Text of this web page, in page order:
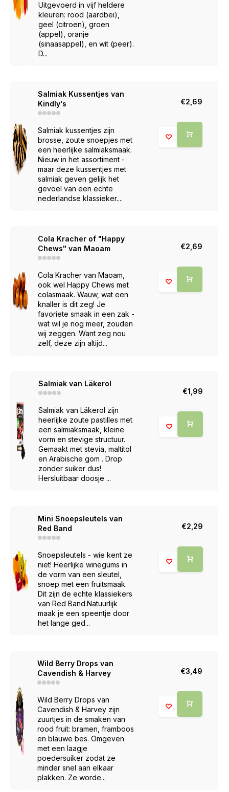
Uitgevoerd in vijf heldere
kleuren: rood (aardbei),
geel (citroen), groen
(appel), oranje
(sinaasappel), en wit (peer).
D...
Salmiak Kussentjes van
Kindly's
Salmiak kussentjes zijn
brosse, zoute snoepjes met
een heerlijke salmiaksmaak.
Nieuw in het assortiment -
maar deze kussentjes met
salmiak geven gelijk het
gevoel van een echte
nederlandse klassieker....
€2,69
Cola Kracher of "Happy
Chews" van Maoam
Cola Kracher van Maoam,
ook wel Happy Chews met
colasmaak. Wauw, wat een
knaller is dit zeg! Je
favoriete smaak in een zak -
wat wil je nog meer, zouden
wij zeggen. Want zeg nou
zelf, deze zijn altijd...
€2,69
Salmiak van Läkerol
Salmiak van Läkerol zijn
heerlijke zoute pastilles met
een salmiaksmaak, kleine
vorm en stevige structuur.
Gemaakt met stevia, maltitol
en Arabische gom . Drop
zonder suiker dus!
Hersluitbaar doosje ...
€1,99
Mini Snoepsleutels van
Red Band
Snoepsleutels - wie kent ze
niet! Heerlijke winegums in
de vorm van een sleutel,
snoep met een fruitsmaak.
Dit zijn de echte klassiekers
van Red Band.Natuurlijk
maak je een speentje door
het lange ged...
€2,29
Wild Berry Drops van
Cavendish & Harvey
Wild Berry Drops van
Cavendish & Harvey zijn
zuurtjes in de smaken van
rood fruit: bramen, framboos
en blauwe bes. Omgeven
met een laagje
poedersuiker zodat ze
minder snel aan elkaar
plakken. Ze worde...
€3,49